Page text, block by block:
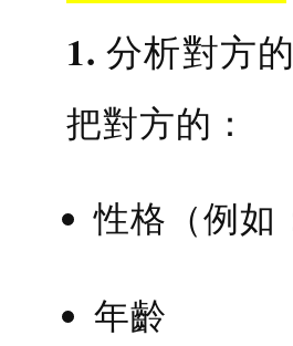
1. 分析對方
把對方的：
性格（例如
年齡